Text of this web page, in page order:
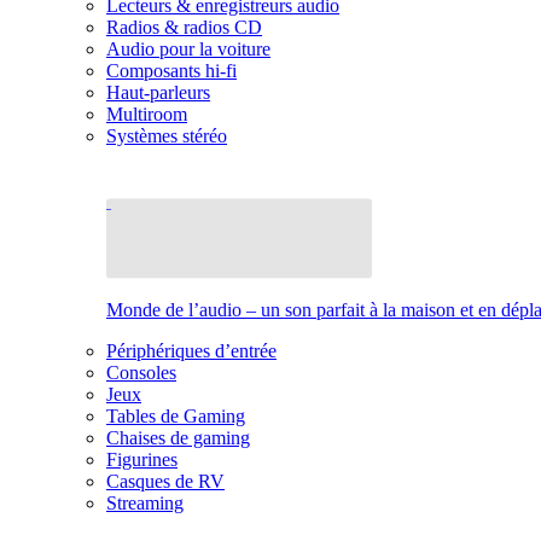
Lecteurs & enregistreurs audio
Radios & radios CD
Audio pour la voiture
Composants hi-fi
Haut-parleurs
Multiroom
Systèmes stéréo
Monde de l’audio – un son parfait à la maison et en
Périphériques d’entrée
Consoles
Jeux
Tables de Gaming
Chaises de gaming
Figurines
Casques de RV
Streaming